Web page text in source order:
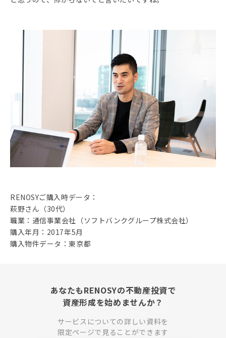
RENOSYご購入時データ：
萩野さん（30代）
職業：通信事業会社（ソフトバンクグループ株式会社）
購入年月：2017年5月
購入物件データ：東京都
あなたもRENOSYの不動産投資で
資産形成を始めませんか？
サービスについての詳しい資料を
限定ページで見ることができます